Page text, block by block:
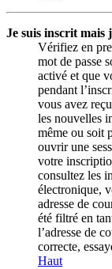
Je suis inscrit mais
Vérifiez en
mot de passe
activé et que
pendant
vous avez
les nouvelles
même ou soit
ouvrir une
votre
consultez les
électronique,
adresse de
été filtré en
l’adresse de
correcte,
Haut